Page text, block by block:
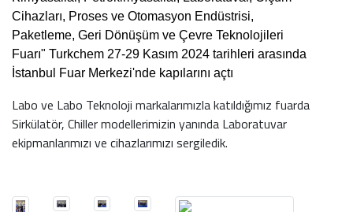
Cihazları, Proses ve Otomasyon Endüstrisi,
Paketleme, Geri Dönüşüm ve Çevre Teknolojileri
Fuarı" Turkchem 27-29 Kasım 2024 tarihleri arasında
İstanbul Fuar Merkezi'nde kapılarını açtı
Labo ve Labo Teknoloji markalarımızla katıldığımız fuarda
Sirkülatör, Chiller modellerimizin yanında Laboratuvar
ekipmanlarımızı ve cihazlarımızı sergiledik.